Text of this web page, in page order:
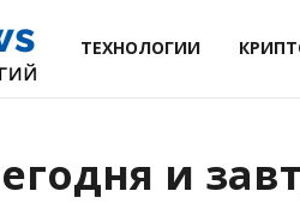
ТЕХНОЛОГИИ
и